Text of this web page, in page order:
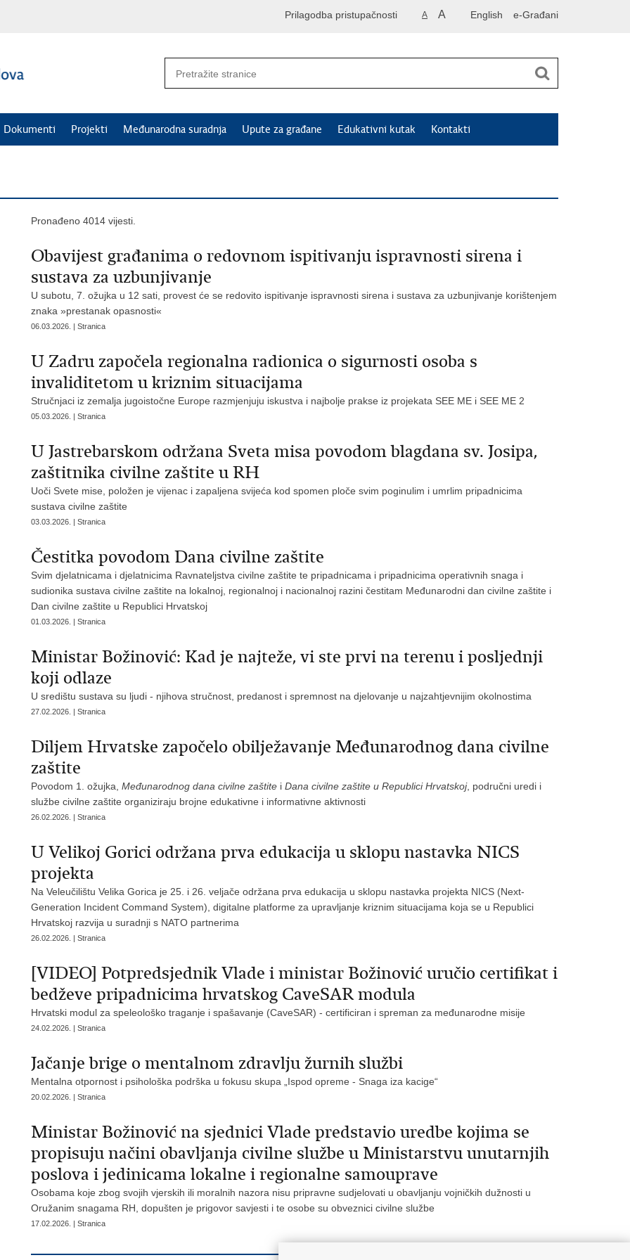
English e-Građani
A A
Prilagodba pristupačnosti
Dokumenti Projekti Međunarodna suradnja Upute za građane Edukativni kutak Kontakti
Pronađeno 4014 vijesti.
Obavijest građanima o redovnom ispitivanju ispravnosti sirena i
sustava za uzbunjivanje
U subotu, 7. ožujka u 12 sati, provest će se redovito ispitivanje ispravnosti sirena i sustava za uzbunjivanje korištenjem
znaka »prestanak opasnosti«
06.03.2026. | Stranica
U Zadru započela regionalna radionica o sigurnosti osoba s
invaliditetom u kriznim situacijama
Stručnjaci iz zemalja jugoistočne Europe razmjenjuju iskustva i najbolje prakse iz projekata SEE ME i SEE ME 2
05.03.2026. | Stranica
U Jastrebarskom održana Sveta misa povodom blagdana sv. Josipa,
zaštitnika civilne zaštite u RH
Uoči Svete mise, položen je vijenac i zapaljena svijeća kod spomen ploče svim poginulim i umrlim pripadnicima
sustava civilne zaštite
03.03.2026. | Stranica
Čestitka povodom Dana civilne zaštite
Svim djelatnicama i djelatnicima Ravnateljstva civilne zaštite te pripadnicama i pripadnicima operativnih snaga i
sudionika sustava civilne zaštite na lokalnoj, regionalnoj i nacionalnoj razini čestitam Međunarodni dan civilne zaštite i
Dan civilne zaštite u Republici Hrvatskoj
01.03.2026. | Stranica
Ministar Božinović: Kad je najteže, vi ste prvi na terenu i posljednji
koji odlaze
U središtu sustava su ljudi - njihova stručnost, predanost i spremnost na djelovanje u najzahtjevnijim okolnostima
27.02.2026. | Stranica
Diljem Hrvatske započelo obilježavanje Međunarodnog dana civilne
zaštite
Povodom 1. ožujka, Međunarodnog dana civilne zaštite i Dana civilne zaštite u Republici Hrvatskoj, područni uredi i
službe civilne zaštite organiziraju brojne edukativne i informativne aktivnosti
26.02.2026. | Stranica
U Velikoj Gorici održana prva edukacija u sklopu nastavka NICS
projekta
Na Veleučilištu Velika Gorica je 25. i 26. veljače održana prva edukacija u sklopu nastavka projekta NICS (Next-
Generation Incident Command System), digitalne platforme za upravljanje kriznim situacijama koja se u Republici
Hrvatskoj razvija u suradnji s NATO partnerima
26.02.2026. | Stranica
[VIDEO] Potpredsjednik Vlade i ministar Božinović uručio certifikat i
bedževe pripadnicima hrvatskog CaveSAR modula
Hrvatski modul za speleološko traganje i spašavanje (CaveSAR) - certificiran i spreman za međunarodne misije
24.02.2026. | Stranica
Jačanje brige o mentalnom zdravlju žurnih službi
Mentalna otpornost i psihološka podrška u fokusu skupa „Ispod opreme - Snaga iza kacige“
20.02.2026. | Stranica
Ministar Božinović na sjednici Vlade predstavio uredbe kojima se
propisuju načini obavljanja civilne službe u Ministarstvu unutarnjih
poslova i jedinicama lokalne i regionalne samouprave
Osobama koje zbog svojih vjerskih ili moralnih nazora nisu pripravne sudjelovati u obavljanju vojničkih dužnosti u
Oružanim snagama RH, dopušten je prigovor savjesti i te osobe su obveznici civilne službe
17.02.2026. | Stranica